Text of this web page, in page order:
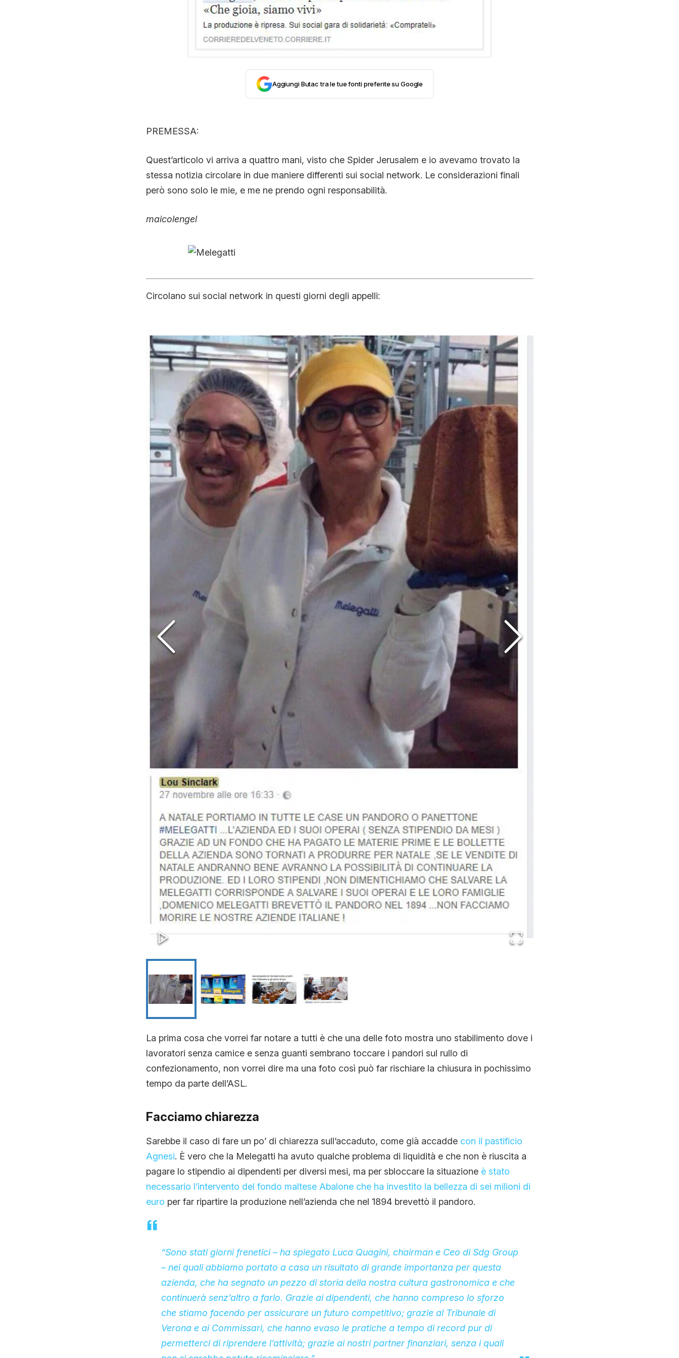
CONTATTI
Aggiungi Butac tra le tue fonti preferite su Google
PREMESSA:
Quest’articolo vi arriva a quattro mani, visto che Spider Jerusalem e io avevamo trovato la
stessa notizia circolare in due maniere differenti sui social network. Le considerazioni finali
però sono solo le mie, e me ne prendo ogni responsabilità.
maicolengel
Circolano sui social network in questi giorni degli appelli:
La prima cosa che vorrei far notare a tutti è che una delle foto mostra uno stabilimento dove i
lavoratori senza camice e senza guanti sembrano toccare i pandori sul rullo di
confezionamento, non vorrei dire ma una foto così può far rischiare la chiusura in pochissimo
tempo da parte dell’ASL.
Facciamo chiarezza
Sarebbe il caso di fare un po’ di chiarezza sull’accaduto, come già accadde con il pastificio
Agnesi. È vero che la Melegatti ha avuto qualche problema di liquidità e che non è riuscita a
pagare lo stipendio ai dipendenti per diversi mesi, ma per sbloccare la situazione è stato
necessario l’intervento del fondo maltese Abalone che ha investito la bellezza di sei milioni di
euro per far ripartire la produzione nell’azienda che nel 1894 brevettò il pandoro.
“Sono stati giorni frenetici – ha spiegato Luca Quagini, chairman e Ceo di Sdg Group
– nei quali abbiamo portato a casa un risultato di grande importanza per questa
azienda, che ha segnato un pezzo di storia della nostra cultura gastronomica e che
continuerà senz’altro a farlo. Grazie ai dipendenti, che hanno compreso lo sforzo
che stiamo facendo per assicurare un futuro competitivo; grazie al Tribunale di
Verona e ai Commissari, che hanno evaso le pratiche a tempo di record pur di
permetterci di riprendere l’attività; grazie ai nostri partner finanziari, senza i quali